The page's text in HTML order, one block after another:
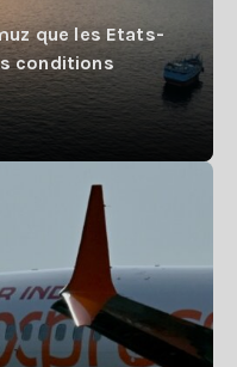
que les Etats-
conditions